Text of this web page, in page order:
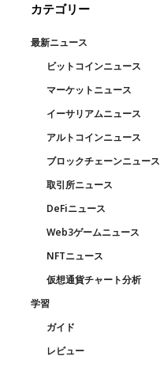
カテゴリー
最新ニュース
ビットコインニュース
マーケットニュース
イーサリアムニュース
アルトコインニュース
ブロックチェーンニュース
取引所ニュース
DeFiニュース
Web3ゲームニュース
NFTニュース
仮想通貨チャート分析
学習
ガイド
レビュー